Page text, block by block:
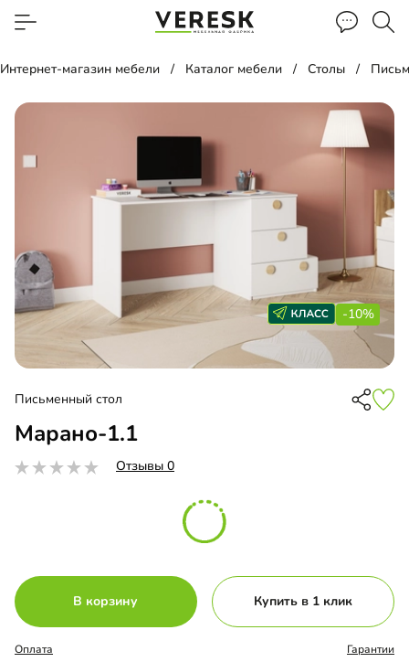
Интернет-магазин мебели Каталог мебели Столы
-10%
Письменный стол
Марано-1.1
Отзывы 0
В корзину Купить в 1 клик
Оплата Гарантии